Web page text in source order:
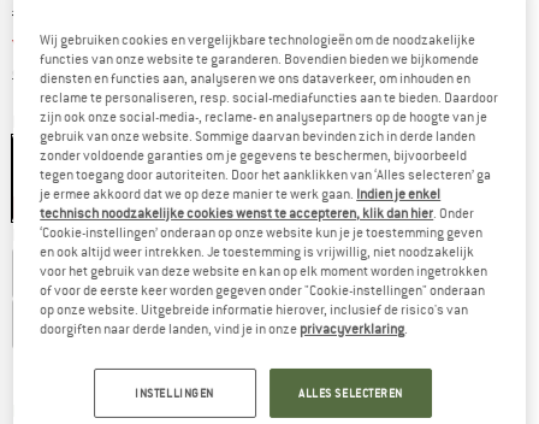
Oorspronkelijke prijs :
€Prijs:
vanaf€52,46 incl. BTW
excl. VerzendkostenInformatie over de verzendkosten. Opent in een
Kleur:Timberblue
tot -25%
Kies een maat:
EU28 EU29 EU30 EU31 EU32 EU33
EU34 EU35 EU36 EU37 EU38
Maatadvies
Levertijd: 3-5 werkdagen
Wij gebruiken cookies en vergelijkbare technologieën om de noodzakelijke
functies van onze website te garanderen. Bovendien bieden we bijkomende
diensten en functies aan, analyseren we ons dataverkeer, om inhouden en
reclame te personaliseren, resp. social-mediafuncties aan te bieden. Daardoor
zijn ook onze social-media-, reclame- en analysepartners op de hoogte van je
gebruik van onze website. Sommige daarvan bevinden zich in derde landen
zonder voldoende garanties om je gegevens te beschermen, bijvoorbeeld
tegen toegang door autoriteiten. Door het aanklikken van ‘Alles selecteren’ ga
je ermee akkoord dat we op deze manier te werk gaan. Indien je enkel
technisch noodzakelijke cookies wenst te accepteren, klik dan hier . Onder
‘Cookie-instellingen’ onderaan op onze website kun je je toestemming geven
en ook altijd weer intrekken. Je toestemming is vrijwillig, niet noodzakelijk
voor het gebruik van deze website en kan op elk moment worden ingetrokken
of voor de eerste keer worden gegeven onder "Cookie-instellingen" onderaan
op onze website. Uitgebreide informatie hierover, inclusief de risico's van
doorgiften naar derde landen, vind je in onze privacyverklaring
INSTELLINGEN ALLES SELECTEREN